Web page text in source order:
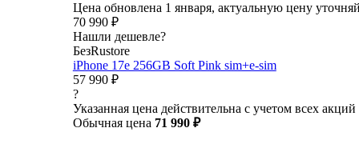
Цена обновлена 1 января, актуальную цену
70 990 ₽
Нашли дешевле?
БезRustore
iPhone 17e 256GB Soft Pink sim+e-sim
57 990 ₽
?
Указанная цена действительна с учетом всех акций
Обычная цена 71 990 ₽